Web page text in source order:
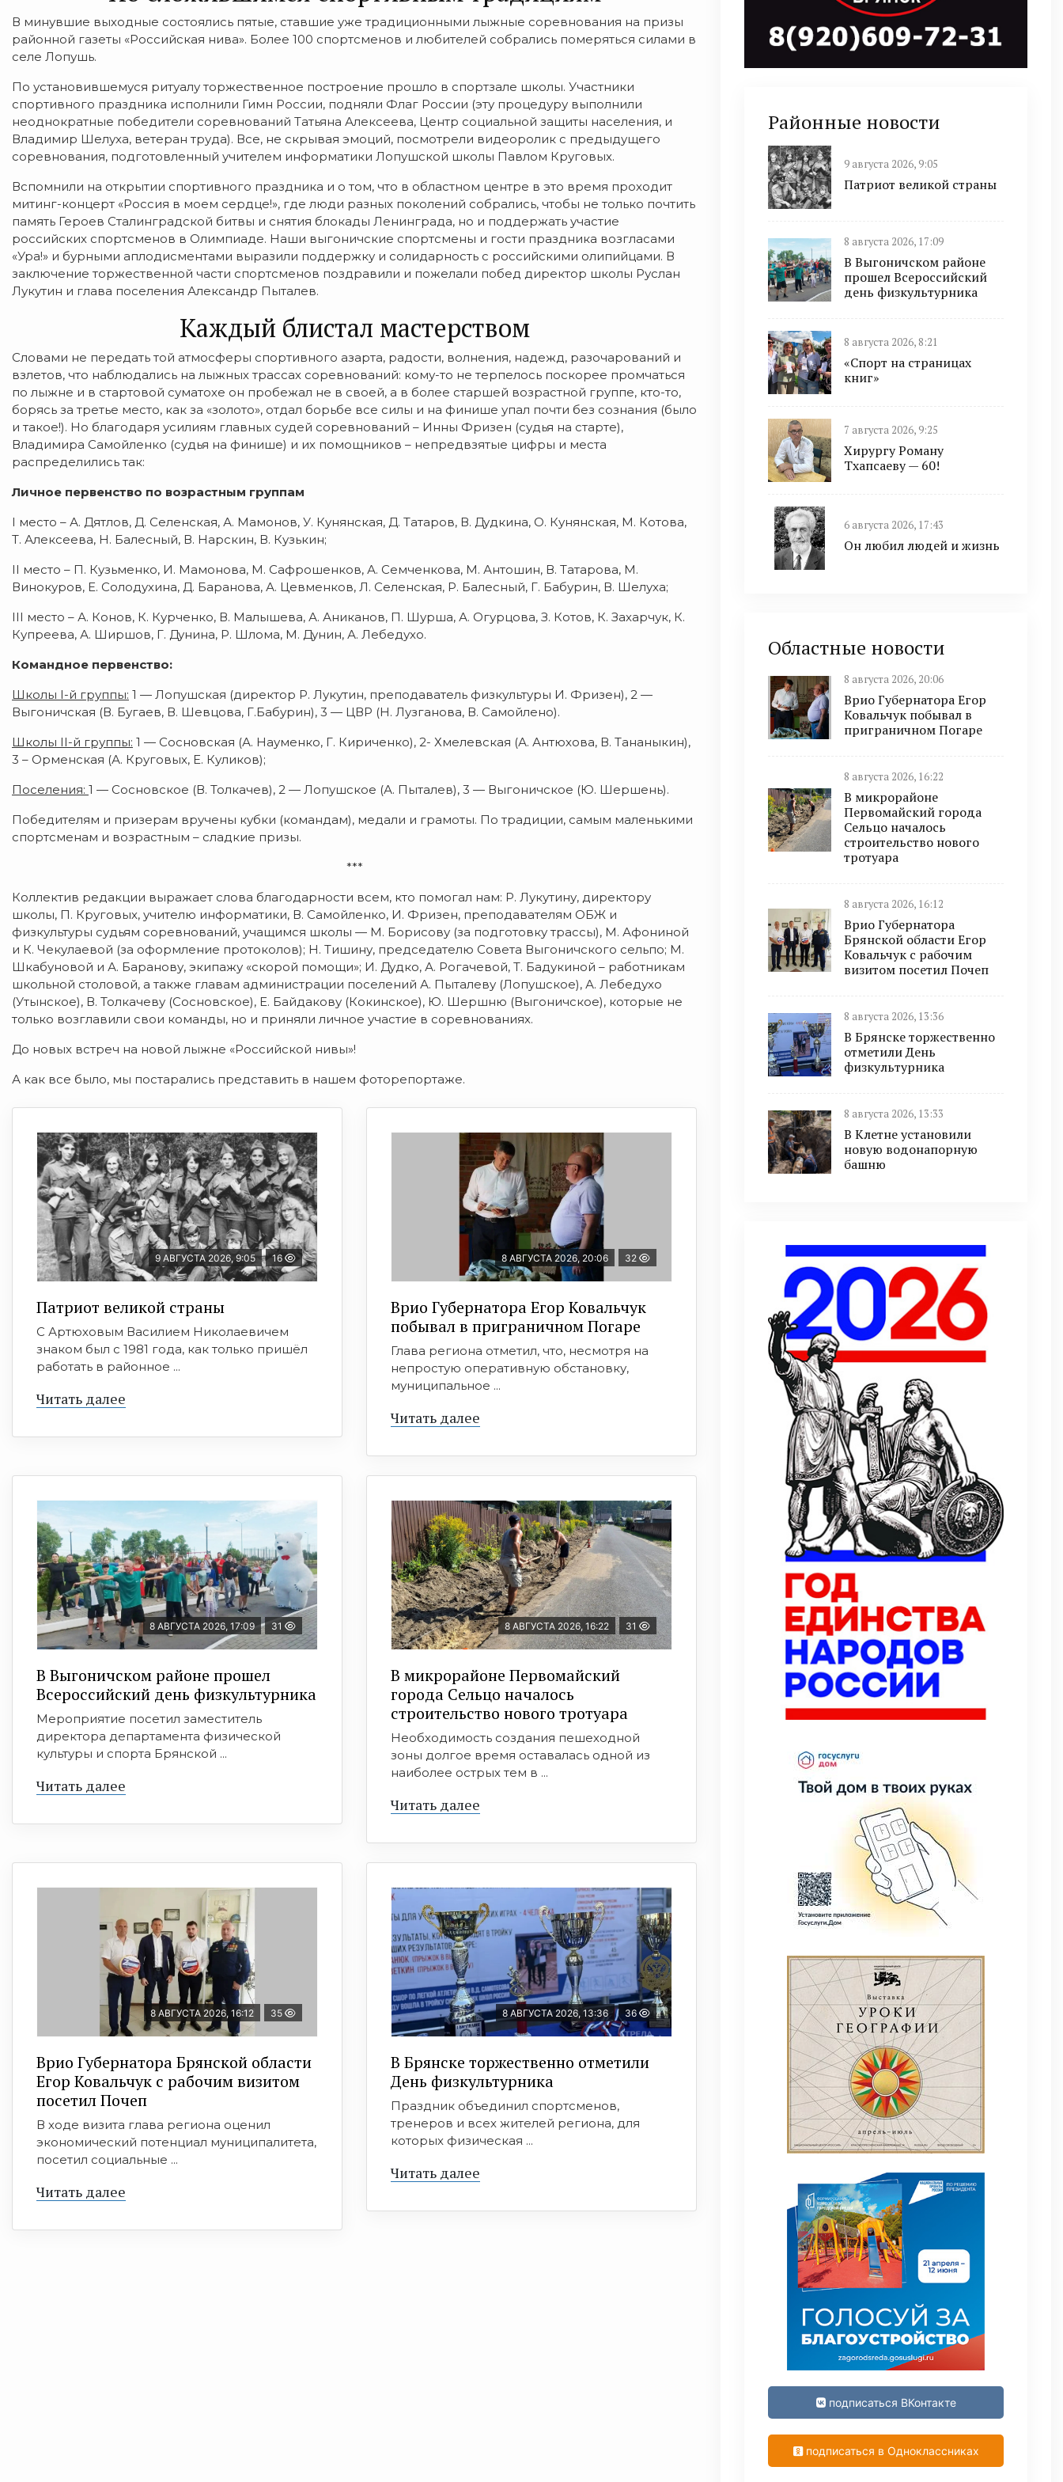
В минувшие выходные состоялись пятые, ставшие уже традиционными лыжные соревнования на призы
районной газеты «Российская нива». Более 100 спортсменов и любителей собрались померяться силами в
селе Лопушь.
По установившемуся ритуалу торжественное построение прошло в спортзале школы. Участники
спортивного праздника исполнили Гимн России, подняли Флаг России (эту процедуру выполнили
неоднократные победители соревнований Татьяна Алексеева, Центр социальной защиты населения, и
Владимир Шелуха, ветеран труда). Все, не скрывая эмоций, посмотрели видеоролик с предыдущего
соревнования, подготовленный учителем информатики Лопушской школы Павлом Круговых.
Вспомнили на открытии спортивного праздника и о том, что в областном центре в это время проходит
митинг-концерт «Россия в моем сердце!», где люди разных поколений собрались, чтобы не только почтить
память Героев Сталинградской битвы и снятия блокады Ленинграда, но и поддержать участие
российских спортсменов в Олимпиаде. Наши выгоничские спортсмены и гости праздника возгласами
«Ура!» и бурными аплодисментами выразили поддержку и солидарность с российскими олипийцами. В
заключение торжественной части спортсменов поздравили и пожелали побед директор школы Руслан
Лукутин и глава поселения Александр Пыталев.
Каждый блистал мастерством
Словами не передать той атмосферы спортивного азарта, радости, волнения, надежд, разочарований и
взлетов, что наблюдались на лыжных трассах соревнований: кому-то не терпелось поскорее промчаться
по лыжне и в стартовой суматохе он пробежал не в своей, а в более старшей возрастной группе, кто-то,
борясь за третье место, как за «золото», отдал борьбе все силы и на финише упал почти без сознания (было
и такое!). Но благодаря усилиям главных судей соревнований – Инны Фризен (судья на старте),
Владимира Самойленко (судья на финише) и их помощников – непредвзятые цифры и места
распределились так:
Личное первенство по возрастным группам
I место – А. Дятлов, Д. Селенская, А. Мамонов, У. Кунянская, Д. Татаров, В. Дудкина, О. Кунянская, М. Котова,
Т. Алексеева, Н. Балесный, В. Нарскин, В. Кузькин;
II место – П. Кузьменко, И. Мамонова, М. Сафрошенков, А. Семченкова, М. Антошин, В. Татарова, М.
Винокуров, Е. Солодухина, Д. Баранова, А. Цевменков, Л. Селенская, Р. Балесный, Г. Бабурин, В. Шелуха;
III место – А. Конов, К. Курченко, В. Малышева, А. Аниканов, П. Шурша, А. Огурцова, З. Котов, К. Захарчук, К.
Купреева, А. Ширшов, Г. Дунина, Р. Шлома, М. Дунин, А. Лебедухо.
Командное первенство:
Школы I-й группы: 1 — Лопушская (директор Р. Лукутин, преподаватель физкультуры И. Фризен), 2 —
Выгоничская (В. Бугаев, В. Шевцова, Г.Бабурин), 3 — ЦВР (Н. Лузганова, В. Самойлено).
Школы II-й группы: 1 — Сосновская (А. Науменко, Г. Кириченко), 2- Хмелевская (А. Антюхова, В. Тананыкин),
3 – Орменская (А. Круговых, Е. Куликов);
Поселения: 1 — Сосновское (В. Толкачев), 2 — Лопушское (А. Пыталев), 3 — Выгоничское (Ю. Шершень).
Победителям и призерам вручены кубки (командам), медали и грамоты. По традиции, самым маленькими
спортсменам и возрастным – сладкие призы.
***
Коллектив редакции выражает слова благодарности всем, кто помогал нам: Р. Лукутину, директору
школы, П. Круговых, учителю информатики, В. Самойленко, И. Фризен, преподавателям ОБЖ и
физкультуры судьям соревнований, учащимся школы — М. Борисову (за подготовку трассы), М. Афониной
и К. Чекулаевой (за оформление протоколов); Н. Тишину, председателю Совета Выгоничского сельпо; М.
Шкабуновой и А. Баранову, экипажу «скорой помощи»; И. Дудко, А. Рогачевой, Т. Бадукиной – работникам
школьной столовой, а также главам администрации поселений А. Пыталеву (Лопушское), А. Лебедухо
(Утынское), В. Толкачеву (Сосновское), Е. Байдакову (Кокинское), Ю. Шершню (Выгоничское), которые не
только возглавили свои команды, но и приняли личное участие в соревнованиях.
До новых встреч на новой лыжне «Российской нивы»!
А как все было, мы постарались представить в нашем фоторепортаже.
9 АВГУСТА 2026, 9:05 16
Патриот великой страны
С Артюховым Василием Николаевичем
знаком был с 1981 года, как только пришёл
работать в районное ...
Читать далее
8 АВГУСТА 2026, 20:06 32
Врио Губернатора Егор Ковальчук
побывал в приграничном Погаре
Глава региона отметил, что, несмотря на
непростую оперативную обстановку,
муниципальное ...
Читать далее
8 АВГУСТА 2026, 17:09 31
В Выгоничском районе прошел
Всероссийский день физкультурника
Мероприятие посетил заместитель
директора департамента физической
культуры и спорта Брянской ...
Читать далее
8 АВГУСТА 2026, 16:22 31
В микрорайоне Первомайский
города Сельцо началось
строительство нового тротуара
Необходимость создания пешеходной
зоны долгое время оставалась одной из
наиболее острых тем в ...
Читать далее
8 АВГУСТА 2026, 16:12 35
Врио Губернатора Брянской области
Егор Ковальчук с рабочим визитом
посетил Почеп
В ходе визита глава региона оценил
экономический потенциал муниципалитета,
посетил социальные ...
Читать далее
8 АВГУСТА 2026, 13:36 36
В Брянске торжественно отметили
День физкультурника
Праздник объединил спортсменов,
тренеров и всех жителей региона, для
которых физическая ...
Читать далее
Районные новости
9 августа 2026, 9:05
Патриот великой страны
8 августа 2026, 17:09
В Выгоничском районе
прошел Всероссийский
день физкультурника
8 августа 2026, 8:21
«Спорт на страницах
книг»
7 августа 2026, 9:25
Хирургу Роману
Тхапсаеву — 60!
6 августа 2026, 17:43
Он любил людей и жизнь
Областные новости
8 августа 2026, 20:06
Врио Губернатора Егор
Ковальчук побывал в
приграничном Погаре
8 августа 2026, 16:22
В микрорайоне
Первомайский города
Сельцо началось
строительство нового
тротуара
8 августа 2026, 16:12
Врио Губернатора
Брянской области Егор
Ковальчук с рабочим
визитом посетил Почеп
8 августа 2026, 13:36
В Брянске торжественно
отметили День
физкультурника
8 августа 2026, 13:33
В Клетне установили
новую водонапорную
башню
подписаться ВКонтакте
подписаться в Одноклассниках